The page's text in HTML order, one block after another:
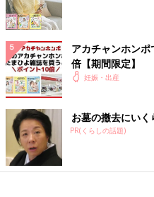
アカチャンホン
倍【期間限定】
妊娠・出産
お墓の撤去にい
PR(くらしの話題)